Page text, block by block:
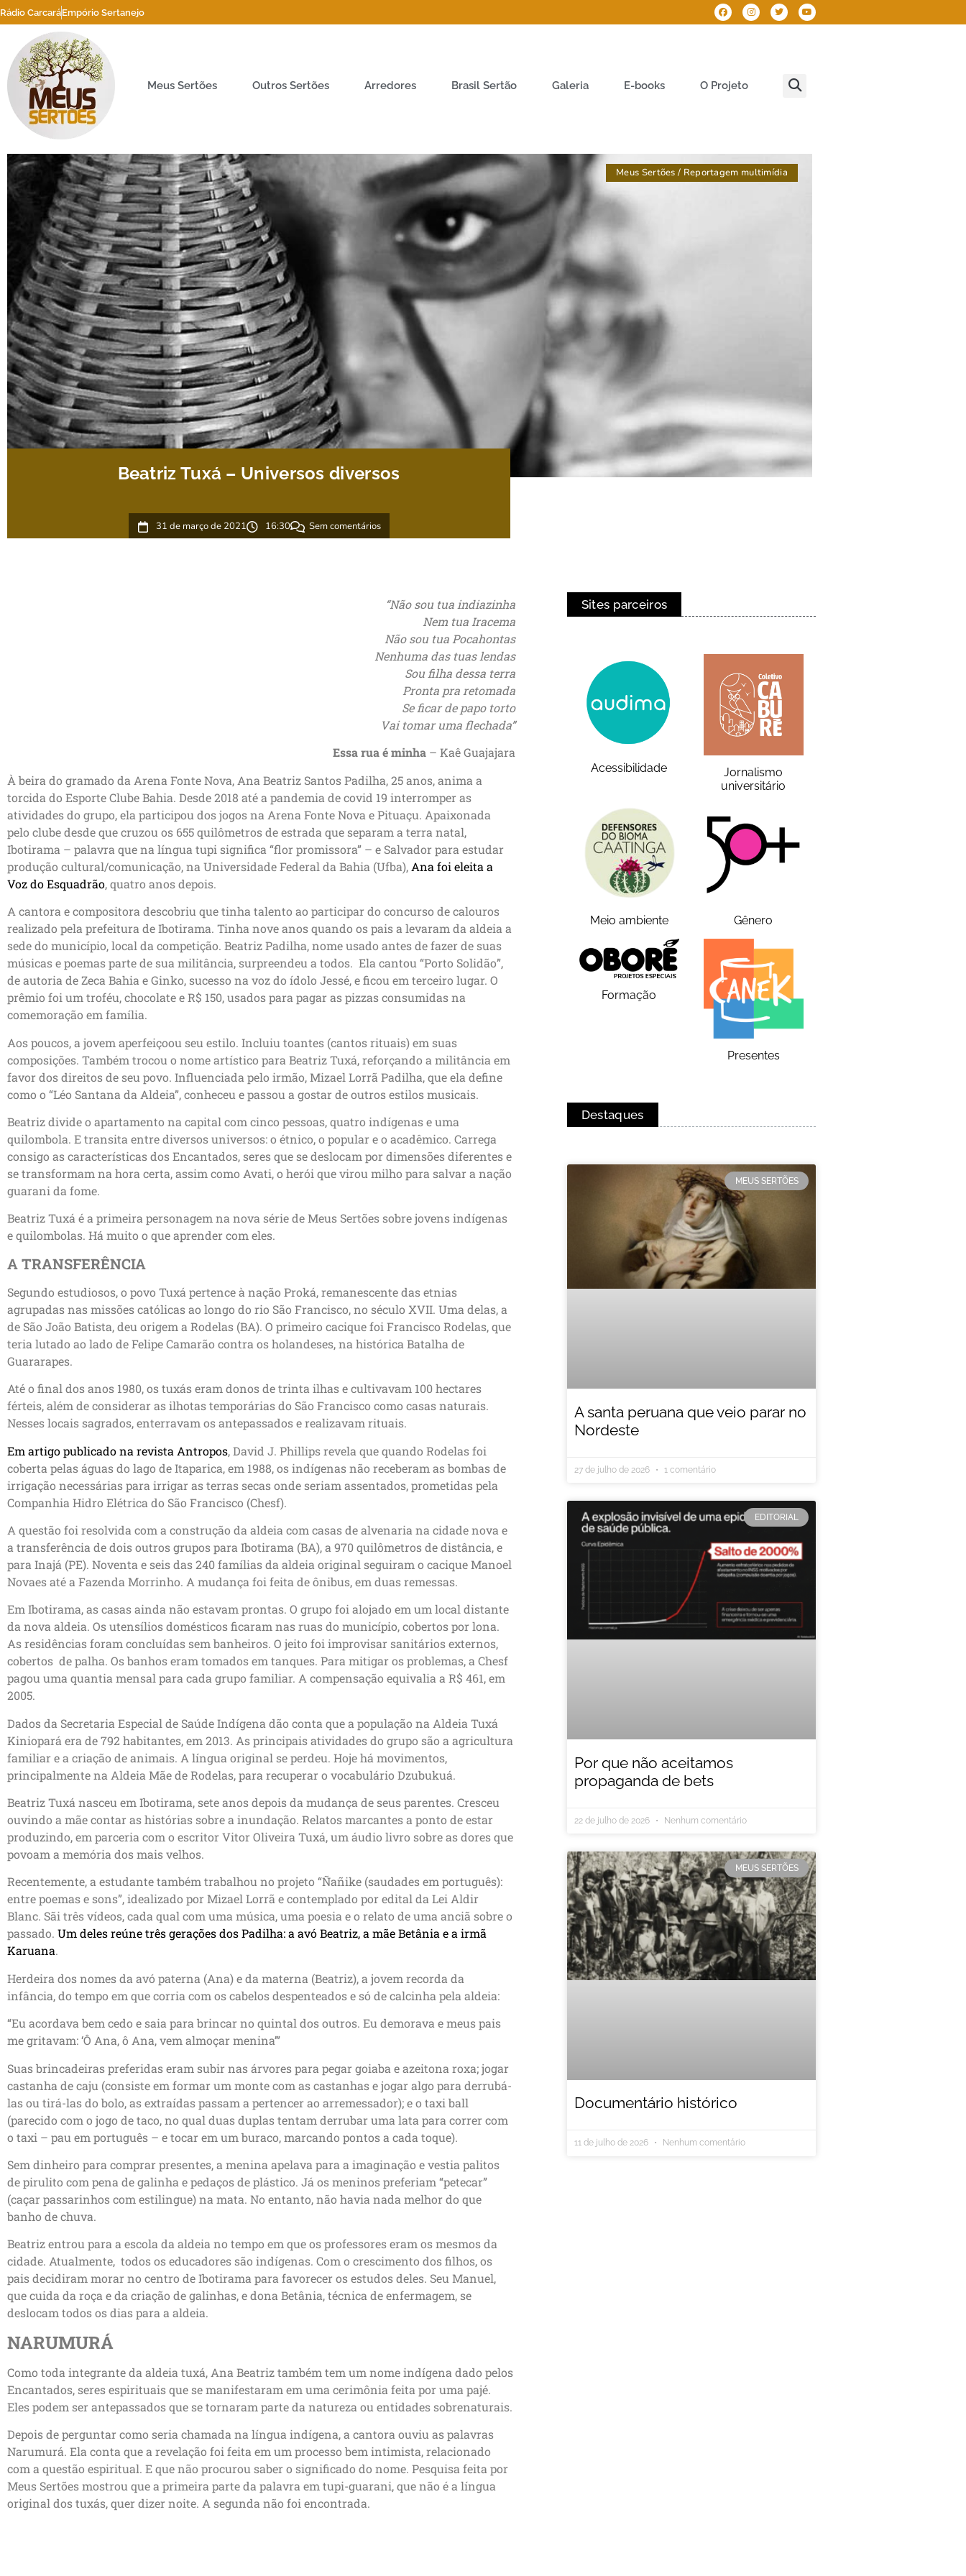
Rádio CarcaráEmpório Sertanejo
Meus Sertões Outros Sertões Arredores Brasil Sertão Galeria E-books O Projeto
Meus Sertões / Reportagem multimídia
Beatriz Tuxá – Universos diversos
31 de março de 2021 16:30 Sem comentários
“Não sou tua indiazinha
Nem tua Iracema
Não sou tua Pocahontas
Nenhuma das tuas lendas
Sou filha dessa terra
Pronta pra retomada
Se ficar de papo torto
Vai tomar uma flechada”
Essa rua é minha – Kaê Guajajara
À beira do gramado da Arena Fonte Nova, Ana Beatriz Santos Padilha, 25 anos, anima a
torcida do Esporte Clube Bahia. Desde 2018 até a pandemia de covid 19 interromper as
atividades do grupo, ela participou dos jogos na Arena Fonte Nova e Pituaçu. Apaixonada
pelo clube desde que cruzou os 655 quilômetros de estrada que separam a terra natal,
Ibotirama – palavra que na língua tupi significa “flor promissora” – e Salvador para estudar
produção cultural/comunicação, na Universidade Federal da Bahia (Ufba), Ana foi eleita a
Voz do Esquadrão, quatro anos depois.
A cantora e compositora descobriu que tinha talento ao participar do concurso de calouros
realizado pela prefeitura de Ibotirama. Tinha nove anos quando os pais a levaram da aldeia a
sede do município, local da competição. Beatriz Padilha, nome usado antes de fazer de suas
músicas e poemas parte de sua militância, surpreendeu a todos. Ela cantou “Porto Solidão”,
de autoria de Zeca Bahia e Ginko, sucesso na voz do ídolo Jessé, e ficou em terceiro lugar. O
prêmio foi um troféu, chocolate e R$ 150, usados para pagar as pizzas consumidas na
comemoração em família.
Aos poucos, a jovem aperfeiçoou seu estilo. Incluiu toantes (cantos rituais) em suas
composições. Também trocou o nome artístico para Beatriz Tuxá, reforçando a militância em
favor dos direitos de seu povo. Influenciada pelo irmão, Mizael Lorrã Padilha, que ela define
como o “Léo Santana da Aldeia”, conheceu e passou a gostar de outros estilos musicais.
Beatriz divide o apartamento na capital com cinco pessoas, quatro indígenas e uma
quilombola. E transita entre diversos universos: o étnico, o popular e o acadêmico. Carrega
consigo as características dos Encantados, seres que se deslocam por dimensões diferentes e
se transformam na hora certa, assim como Avati, o herói que virou milho para salvar a nação
guarani da fome.
Beatriz Tuxá é a primeira personagem na nova série de Meus Sertões sobre jovens indígenas
e quilombolas. Há muito o que aprender com eles.
A TRANSFERÊNCIA
Segundo estudiosos, o povo Tuxá pertence à nação Proká, remanescente das etnias
agrupadas nas missões católicas ao longo do rio São Francisco, no século XVII. Uma delas, a
de São João Batista, deu origem a Rodelas (BA). O primeiro cacique foi Francisco Rodelas, que
teria lutado ao lado de Felipe Camarão contra os holandeses, na histórica Batalha de
Guararapes.
Até o final dos anos 1980, os tuxás eram donos de trinta ilhas e cultivavam 100 hectares
férteis, além de considerar as ilhotas temporárias do São Francisco como casas naturais.
Nesses locais sagrados, enterravam os antepassados e realizavam rituais.
Em artigo publicado na revista Antropos, David J. Phillips revela que quando Rodelas foi
coberta pelas águas do lago de Itaparica, em 1988, os indígenas não receberam as bombas de
irrigação necessárias para irrigar as terras secas onde seriam assentados, prometidas pela
Companhia Hidro Elétrica do São Francisco (Chesf).
A questão foi resolvida com a construção da aldeia com casas de alvenaria na cidade nova e
a transferência de dois outros grupos para Ibotirama (BA), a 970 quilômetros de distância, e
para Inajá (PE). Noventa e seis das 240 famílias da aldeia original seguiram o cacique Manoel
Novaes até a Fazenda Morrinho. A mudança foi feita de ônibus, em duas remessas.
Em Ibotirama, as casas ainda não estavam prontas. O grupo foi alojado em um local distante
da nova aldeia. Os utensílios domésticos ficaram nas ruas do município, cobertos por lona.
As residências foram concluídas sem banheiros. O jeito foi improvisar sanitários externos,
cobertos de palha. Os banhos eram tomados em tanques. Para mitigar os problemas, a Chesf
pagou uma quantia mensal para cada grupo familiar. A compensação equivalia a R$ 461, em
2005.
Dados da Secretaria Especial de Saúde Indígena dão conta que a população na Aldeia Tuxá
Kiniopará era de 792 habitantes, em 2013. As principais atividades do grupo são a agricultura
familiar e a criação de animais. A língua original se perdeu. Hoje há movimentos,
principalmente na Aldeia Mãe de Rodelas, para recuperar o vocabulário Dzubukuá.
Beatriz Tuxá nasceu em Ibotirama, sete anos depois da mudança de seus parentes. Cresceu
ouvindo a mãe contar as histórias sobre a inundação. Relatos marcantes a ponto de estar
produzindo, em parceria com o escritor Vitor Oliveira Tuxá, um áudio livro sobre as dores que
povoam a memória dos mais velhos.
Recentemente, a estudante também trabalhou no projeto “Ñañike (saudades em português):
entre poemas e sons”, idealizado por Mizael Lorrã e contemplado por edital da Lei Aldir
Blanc. Sãi três vídeos, cada qual com uma música, uma poesia e o relato de uma anciã sobre o
passado. Um deles reúne três gerações dos Padilha: a avó Beatriz, a mãe Betânia e a irmã
Karuana.
Herdeira dos nomes da avó paterna (Ana) e da materna (Beatriz), a jovem recorda da
infância, do tempo em que corria com os cabelos despenteados e só de calcinha pela aldeia:
“Eu acordava bem cedo e saia para brincar no quintal dos outros. Eu demorava e meus pais
me gritavam: ‘Ô Ana, ô Ana, vem almoçar menina’”
Suas brincadeiras preferidas eram subir nas árvores para pegar goiaba e azeitona roxa; jogar
castanha de caju (consiste em formar um monte com as castanhas e jogar algo para derrubá-
las ou tirá-las do bolo, as extraídas passam a pertencer ao arremessador); e o taxi ball
(parecido com o jogo de taco, no qual duas duplas tentam derrubar uma lata para correr com
o taxi – pau em português – e tocar em um buraco, marcando pontos a cada toque).
Sem dinheiro para comprar presentes, a menina apelava para a imaginação e vestia palitos
de pirulito com pena de galinha e pedaços de plástico. Já os meninos preferiam “petecar”
(caçar passarinhos com estilingue) na mata. No entanto, não havia nada melhor do que
banho de chuva.
Beatriz entrou para a escola da aldeia no tempo em que os professores eram os mesmos da
cidade. Atualmente, todos os educadores são indígenas. Com o crescimento dos filhos, os
pais decidiram morar no centro de Ibotirama para favorecer os estudos deles. Seu Manuel,
que cuida da roça e da criação de galinhas, e dona Betânia, técnica de enfermagem, se
deslocam todos os dias para a aldeia.
NARUMURÁ
Como toda integrante da aldeia tuxá, Ana Beatriz também tem um nome indígena dado pelos
Encantados, seres espirituais que se manifestaram em uma cerimônia feita por uma pajé.
Eles podem ser antepassados que se tornaram parte da natureza ou entidades sobrenaturais.
Depois de perguntar como seria chamada na língua indígena, a cantora ouviu as palavras
Narumurá. Ela conta que a revelação foi feita em um processo bem intimista, relacionado
com a questão espiritual. E que não procurou saber o significado do nome. Pesquisa feita por
Meus Sertões mostrou que a primeira parte da palavra em tupi-guarani, que não é a língua
original dos tuxás, quer dizer noite. A segunda não foi encontrada.
Sites parceiros
Acessibilidade
Jornalismo
universitário
Meio ambiente Gênero
Formação
Presentes
Destaques
MEUS SERTÕES
A santa peruana que veio parar no
Nordeste
27 de julho de 2026 1 comentário
EDITORIAL
Por que não aceitamos
propaganda de bets
22 de julho de 2026 Nenhum comentário
MEUS SERTÕES
Documentário histórico
11 de julho de 2026 Nenhum comentário